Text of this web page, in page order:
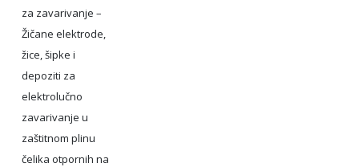
za zavarivanje –
Žičane elektrode,
žice, šipke i
depoziti za
elektrolučno
zavarivanje u
zaštitnom plinu
čelika otpornih na